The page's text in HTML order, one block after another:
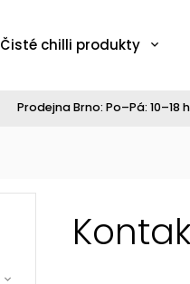
Čisté chilli produkty
Prodejna Brno: Po–Pá: 10–18